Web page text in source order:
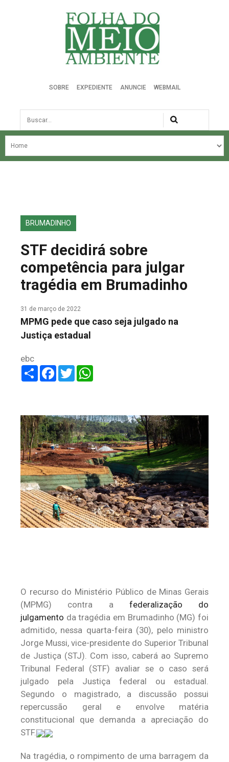
Folha do Meio Ambiente
SOBRE EXPEDIENTE ANUNCIE WEBMAIL
Busca
NOSSA HISTÓRIA
EDIÇÕES ANTERIORES
FALE CONOSCO
BRUMADINHO
STF decidirá sobre
competência para julgar
tragédia em Brumadinho
31 de março de 2022
MPMG pede que caso seja julgado na
Justiça estadual
ebc
ShareFacebook
Twitter
O recurso do Ministério Público de Minas Gerais
(MPMG) contra a federalização do
julgamento da tragédia em Brumadinho (MG) foi
admitido, nessa quarta-feira (30), pelo ministro
Jorge Mussi, vice-presidente do Superior Tribunal
de Justiça (STJ). Com isso, caberá ao Supremo
Tribunal Federal (STF) avaliar se o caso será
julgado pela Justiça federal ou estadual.
Segundo o magistrado, a discussão possui
repercussão geral e envolve matéria
constitucional que demanda a apreciação do
STF.
Na tragédia, o rompimento de uma barragem da